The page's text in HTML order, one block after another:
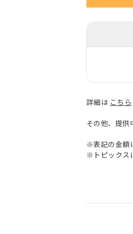
詳細は こちら
その他、提供
※表記の金額
※トピックス